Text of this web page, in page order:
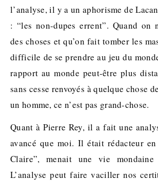
l’analyse, il y a un aphorisme de
: “les non-dupes errent”. Quand on
des choses et qu’on fait tomber les
difficile de se prendre au jeu du
rapport au monde peut-être plus
sans cesse renvoyés à quelque chose
un homme, ce n’est pas grand-chose.
Quant à Pierre Rey, il a fait une
avancé que moi. Il était rédacteur
Claire”, menait une vie
L’analyse peut faire vaciller nos